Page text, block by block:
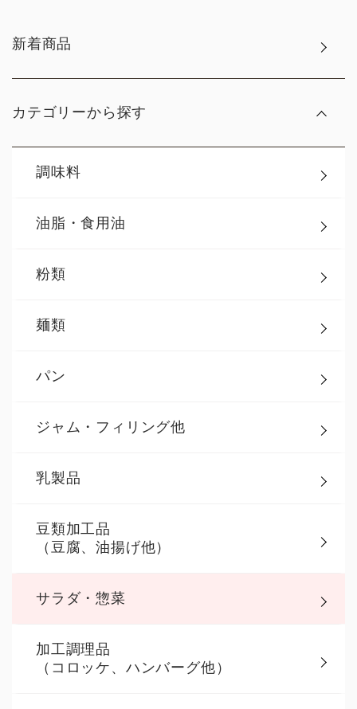
新着商品
カテゴリーから探す
調味料
油脂・食用油
粉類
麺類
パン
ジャム・フィリング他
乳製品
豆類加工品
（豆腐、油揚げ他）
サラダ・惣菜
加工調理品
（コロッケ、ハンバーグ他）